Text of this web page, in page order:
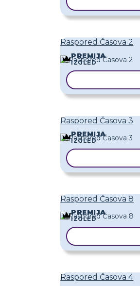
Raspored Časova 2
PREMIJA
IZGLED
Raspored Časova 3
PREMIJA
IZGLED
Raspored Časova 8
PREMIJA
IZGLED
Raspored Časova 4